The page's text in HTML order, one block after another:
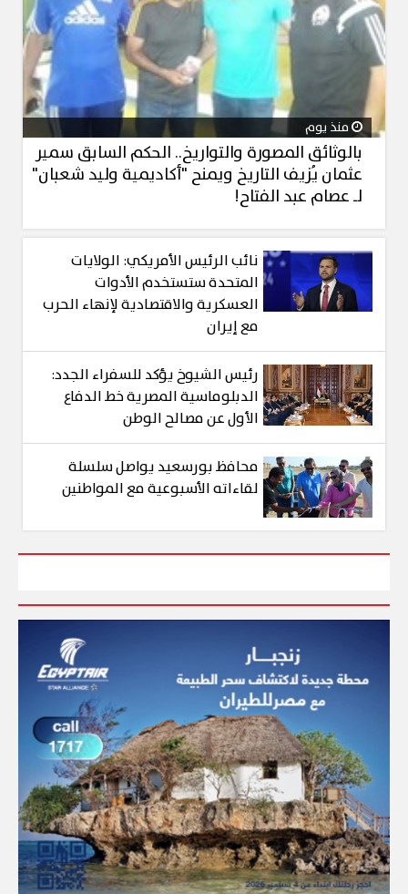
منذ يوم
بالوثائق المصورة والتواريخ.. الحكم السابق سمير
عثمان يُزيف التاريخ ويمنح "أكاديمية وليد شعبان"
لـ عصام عبد الفتاح!
نائب الرئيس الأمريكي: الولايات
المتحدة ستستخدم الأدوات
العسكرية والاقتصادية لإنهاء الحرب
مع إيران
رئيس الشيوخ يؤكد للسفراء الجدد:
الدبلوماسية المصرية خط الدفاع
الأول عن مصالح الوطن
محافظ بورسعيد يواصل سلسلة
لقاءاته الأسبوعية مع المواطنين